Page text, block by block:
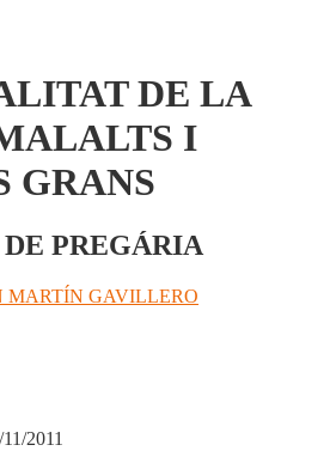
DE LA
I
GRANS
PREGÁRIA
MARTÍN GAVILLERO
2011